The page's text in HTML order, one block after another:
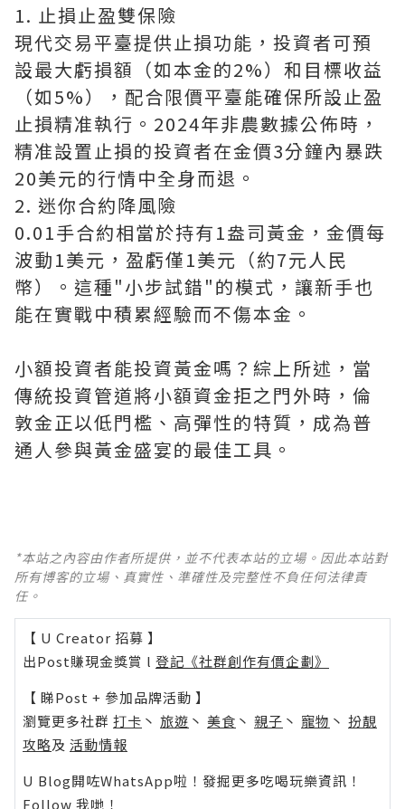
1. 止損止盈雙保險
現代交易平臺提供止損功能，投資者可預
設最大虧損額（如本金的2%）和目標收益
（如5%），配合限價平臺能確保所設止盈
止損精准執行。2024年非農數據公佈時，
精准設置止損的投資者在金價3分鐘內暴跌
20美元的行情中全身而退。
2. 迷你合約降風險
0.01手合約相當於持有1盎司黃金，金價每
波動1美元，盈虧僅1美元（約7元人民
幣）。這種"小步試錯"的模式，讓新手也
能在實戰中積累經驗而不傷本金。
小額投資者能投資黃金嗎？綜上所述，當
傳統投資管道將小額資金拒之門外時，倫
敦金正以低門檻、高彈性的特質，成為普
通人參與黃金盛宴的最佳工具。
*本站之內容由作者所提供，並不代表本站的立場。因此本站對
所有博客的立場、真實性、準確性及完整性不負任何法律責
任。
【 U Creator 招募 】
出Post賺現金獎賞 l 登記《社群創作有價企劃》
【 睇Post + 參加品牌活動 】
瀏覽更多社群 打卡 丶 旅遊 丶 美食 丶 親子 丶 寵物 丶 扮靚
攻略及 活動情報
U Blog開咗WhatsApp啦！發掘更多吃喝玩樂資訊！
Follow 我哋 ！